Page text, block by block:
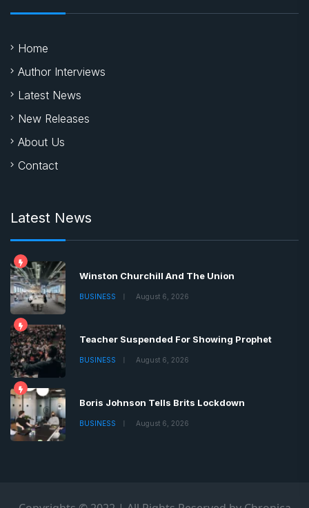
Home
Author Interviews
Latest News
New Releases
About Us
Contact
Latest News
Winston Churchill And The Union
BUSINESS August 6, 2026
Teacher Suspended For Showing Prophet
BUSINESS August 6, 2026
Boris Johnson Tells Brits Lockdown
BUSINESS August 6, 2026